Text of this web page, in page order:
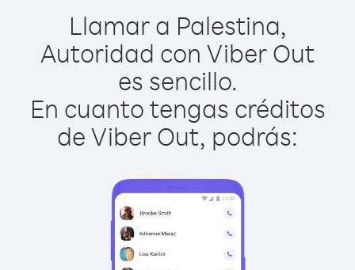
Llamar a Palestina,
Autoridad con Viber Out
es sencillo.
En cuanto tengas créditos
de Viber Out, podrás: